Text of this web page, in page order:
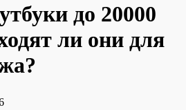
до 20000
ли они для